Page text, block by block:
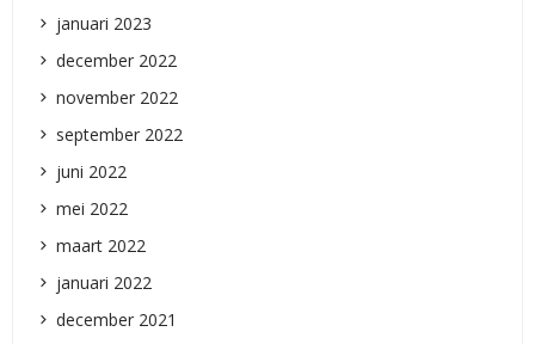
januari 2023
december 2022
november 2022
september 2022
juni 2022
mei 2022
maart 2022
januari 2022
december 2021